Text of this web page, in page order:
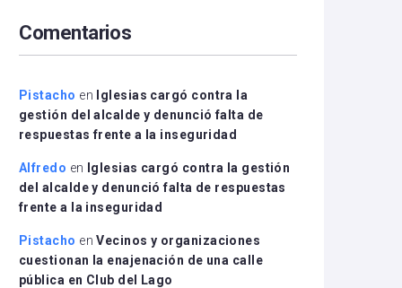
disminuir
el
Comentarios
Pistacho en
Iglesias cargó contra la
gestión del alcalde y denunció falta de
respuestas frente a la inseguridad
Alfredo en
Iglesias cargó contra la gestión
del alcalde y denunció falta de respuestas
frente a la inseguridad
Pistacho enVecinos y organizaciones
cuestionan la enajenación de una calle
pública en Club del Lago